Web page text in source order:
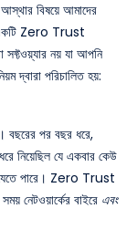
বিষয়ে আমাদের
একটি Zero Trust
নয় যা আপনি
দ্বারা পরিচালিত হয়:
বছরের পর বছর ধরে,
নিয়েছিল যে একবার কেউ
যেতে পারে। Zero Trust
নেটওয়ার্কের বাইরে এবং